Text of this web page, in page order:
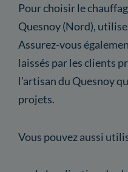
Pour choisir le
Quesnoy (Nord),
Assurez-vous
laissés par les clients
l'artisan du Quesnoy
projets.
Vous pouvez aussi